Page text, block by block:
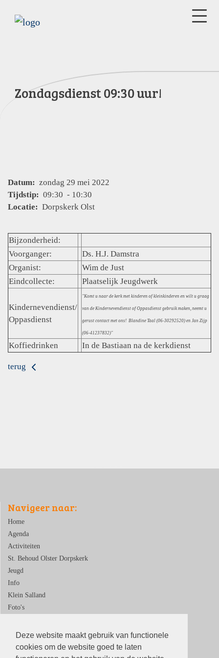
Deze website maakt gebruik van functionele
cookies om de website goed te laten
Zondagsdienst 09:30 uur!
Datum: zondag 29 mei 2022
Tijdstip: 09:30 - 10:30
Locatie: Dorpskerk Olst
Bijzonderheid:
Voorganger:
Ds. H.J. Damstra
Organist:
Wim de Just
Eindcollecte:
Plaatselijk Jeugdwerk
Kindernevendienst/
Oppasdienst
"Komt u naar de kerk met kinderen of kleinkinderen en wilt u graag
van de Kindernevendienst of Oppasdienst gebruik maken, neemt u
gerust contact met ons! Blandine Taal (06-30292520) en Jan Zijp
(06-41237832)"
Koffiedrinken In de Bastiaan na de kerkdienst
terug
Navigeer naar:
Home
Agenda
Activiteiten
St. Behoud Olster Dorpskerk
Jeugd
Info
Klein Salland
Foto's